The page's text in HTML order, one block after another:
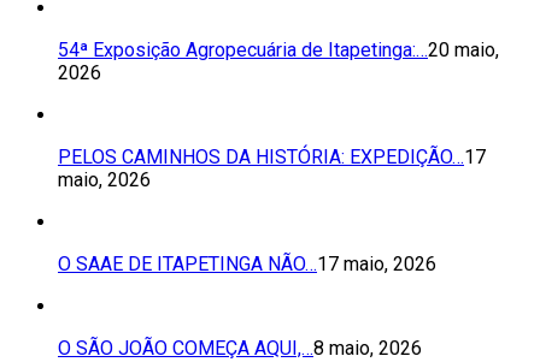
54ª Exposição Agropecuária de Itapetinga:…20 maio,
2026
PELOS CAMINHOS DA HISTÓRIA: EXPEDIÇÃO…17
maio, 2026
O SAAE DE ITAPETINGA NÃO…17 maio, 2026
O SÃO JOÃO COMEÇA AQUI,…8 maio, 2026